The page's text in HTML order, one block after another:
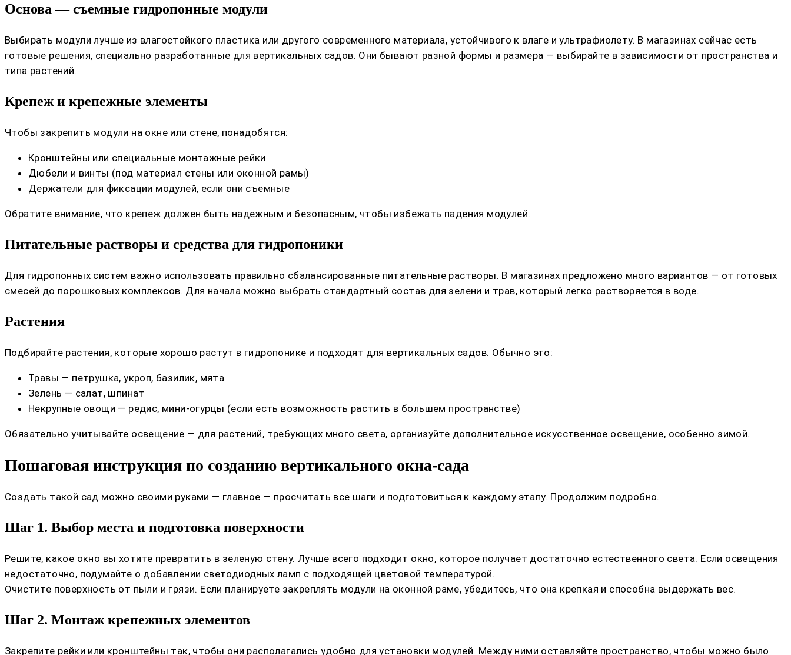
Основа — съемные гидропонные модули
Выбирать модули лучше из влагостойкого пластика или другого современного материала, устойчивого к влаге и ультрафиолету. В магазинах сейчас есть
готовые решения, специально разработанные для вертикальных садов. Они бывают разной формы и размера — выбирайте в зависимости от пространства и
типа растений.
Крепеж и крепежные элементы
Чтобы закрепить модули на окне или стене, понадобятся:
Кронштейны или специальные монтажные рейки
Дюбели и винты (под материал стены или оконной рамы)
Держатели для фиксации модулей, если они съемные
Обратите внимание, что крепеж должен быть надежным и безопасным, чтобы избежать падения модулей.
Питательные растворы и средства для гидропоники
Для гидропонных систем важно использовать правильно сбалансированные питательные растворы. В магазинах предложено много вариантов — от готовых
смесей до порошковых комплексов. Для начала можно выбрать стандартный состав для зелени и трав, который легко растворяется в воде.
Растения
Подбирайте растения, которые хорошо растут в гидропонике и подходят для вертикальных садов. Обычно это:
Травы — петрушка, укроп, базилик, мята
Зелень — салат, шпинат
Некрупные овощи — редис, мини-огурцы (если есть возможность растить в большем пространстве)
Обязательно учитывайте освещение — для растений, требующих много света, организуйте дополнительное искусственное освещение, особенно зимой.
Пошаговая инструкция по созданию вертикального окна-сада
Создать такой сад можно своими руками — главное — просчитать все шаги и подготовиться к каждому этапу. Продолжим подробно.
Шаг 1. Выбор места и подготовка поверхности
Решите, какое окно вы хотите превратить в зеленую стену. Лучше всего подходит окно, которое получает достаточно естественного света. Если освещения
недостаточно, подумайте о добавлении светодиодных ламп с подходящей цветовой температурой.
Очистите поверхность от пыли и грязи. Если планируете закреплять модули на оконной раме, убедитесь, что она крепкая и способна выдержать вес.
Шаг 2. Монтаж крепежных элементов
Закрепите рейки или кронштейны так, чтобы они располагались удобно для установки модулей. Между ними оставляйте пространство, чтобы можно было